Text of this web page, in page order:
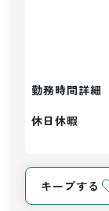
勤務時間詳細
休日休暇
キープする